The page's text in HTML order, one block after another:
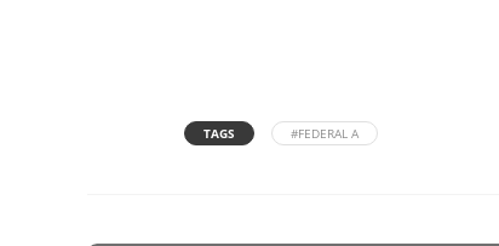
TAGS #FEDERAL A